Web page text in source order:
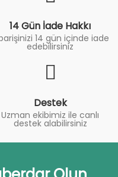
14 Gün İade Hakkı
14 gün içinde iade
edebilirsiniz
Destek
Uzman ekibimiz ile canlı
destek alabilirsiniz